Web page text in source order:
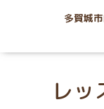
多賀城
レッ